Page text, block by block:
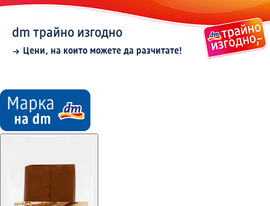
dm трайно изгодно
Цени, на които можете да разчитате!